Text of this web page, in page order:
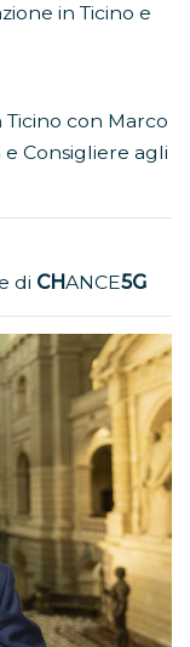
in Ticino e
con Marco
e Consigliere agli
di CHANCE5G